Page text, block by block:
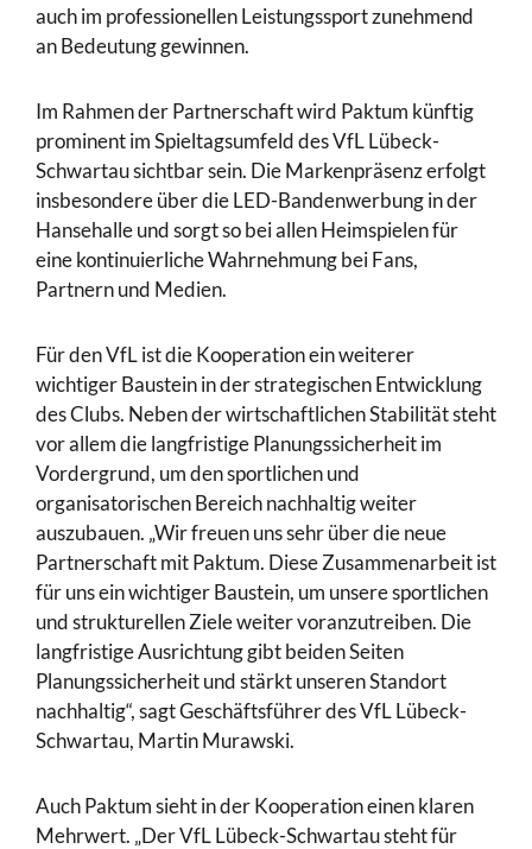
auch im professionellen Leistungssport zunehmend
an Bedeutung gewinnen.
Im Rahmen der Partnerschaft wird Paktum künftig
prominent im Spieltagsumfeld des VfL Lübeck-
Schwartau sichtbar sein. Die Markenpräsenz erfolgt
insbesondere über die LED-Bandenwerbung in der
Hansehalle und sorgt so bei allen Heimspielen für
eine kontinuierliche Wahrnehmung bei Fans,
Partnern und Medien.
Für den VfL ist die Kooperation ein weiterer
wichtiger Baustein in der strategischen Entwicklung
des Clubs. Neben der wirtschaftlichen Stabilität steht
vor allem die langfristige Planungssicherheit im
Vordergrund, um den sportlichen und
organisatorischen Bereich nachhaltig weiter
auszubauen. „Wir freuen uns sehr über die neue
Partnerschaft mit Paktum. Diese Zusammenarbeit ist
für uns ein wichtiger Baustein, um unsere sportlichen
und strukturellen Ziele weiter voranzutreiben. Die
langfristige Ausrichtung gibt beiden Seiten
Planungssicherheit und stärkt unseren Standort
nachhaltig“, sagt Geschäftsführer des VfL Lübeck-
Schwartau, Martin Murawski.
Auch Paktum sieht in der Kooperation einen klaren
Mehrwert. „Der VfL Lübeck-Schwartau steht für